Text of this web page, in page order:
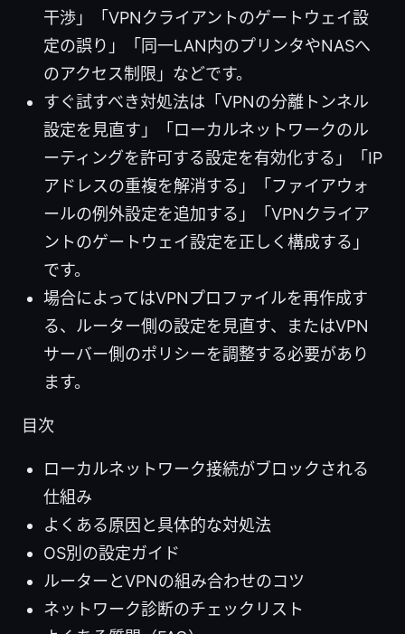
干渉」「VPNクライアントのゲートウェイ設
定の誤り」「同一LAN内のプリンタやNASへ
のアクセス制限」などです。
すぐ試すべき対処法は「VPNの分離トンネル
設定を見直す」「ローカルネットワークのル
ーティングを許可する設定を有効化する」「IP
アドレスの重複を解消する」「ファイアウォ
ールの例外設定を追加する」「VPNクライア
ントのゲートウェイ設定を正しく構成する」
です。
場合によってはVPNプロファイルを再作成す
る、ルーター側の設定を見直す、またはVPN
サーバー側のポリシーを調整する必要があり
ます。
目次
ローカルネットワーク接続がブロックされる
仕組み
よくある原因と具体的な対処法
OS別の設定ガイド
ルーターとVPNの組み合わせのコツ
ネットワーク診断のチェックリスト